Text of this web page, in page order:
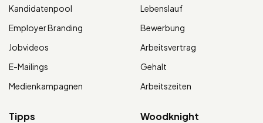
Kandidatenpool
Employer Branding
Jobvideos
E-Mailings
Medienkampagnen
Lebenslauf
Bewerbung
Arbeitsvertrag
Gehalt
Arbeitszeiten
Tipps Woodknight